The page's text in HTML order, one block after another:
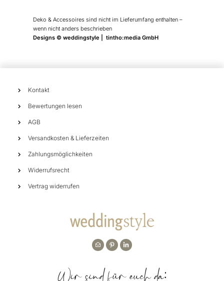
Deko & Accessoires sind nicht im Lieferumfang enthalten –
wenn nicht anders beschrieben
Designs © weddingstyle | tintho:media GmbH
Kontakt
Bewertungen lesen
AGB
Versandkosten & Lieferzeiten
Zahlungsmöglichkeiten
Widerrufsrecht
Vertrag widerrufen
Wir sind für euch da: